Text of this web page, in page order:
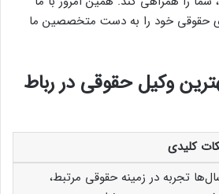
حقوقی خود را به دست متخصصین ما
وکیل حقوقی در رباط
کلیدی
تجربه در زمینه حقوقی مرتبط،